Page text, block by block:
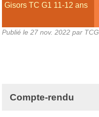
Gisors TC G1 11-12 ans
Publié le 27 nov. 2022 par TCG
Compte-rendu